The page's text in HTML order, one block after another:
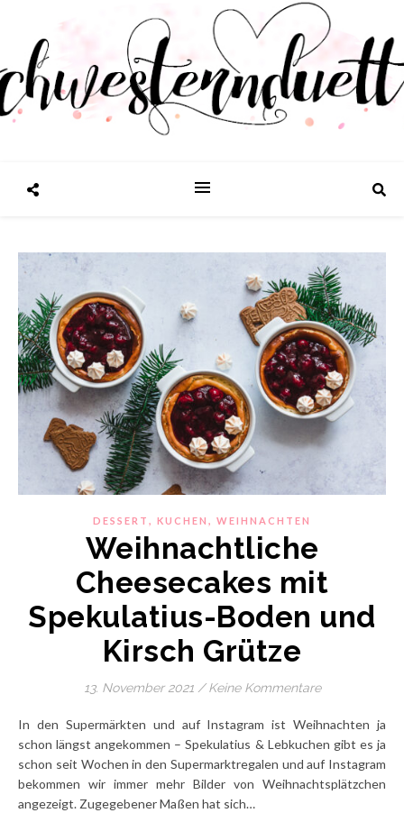
DESSERT , KUCHEN , WEIHNACHTEN
Weihnachtliche
Cheesecakes mit
Spekulatius-Boden und
Kirsch Grütze
13. November 2021 / Keine Kommentare
In den Supermärkten und auf Instagram ist Weihnachten ja
schon längst angekommen – Spekulatius & Lebkuchen gibt es ja
schon seit Wochen in den Supermarktregalen und auf Instagram
bekommen wir immer mehr Bilder von Weihnachtsplätzchen
angezeigt. Zugegebener Maßen hat sich…